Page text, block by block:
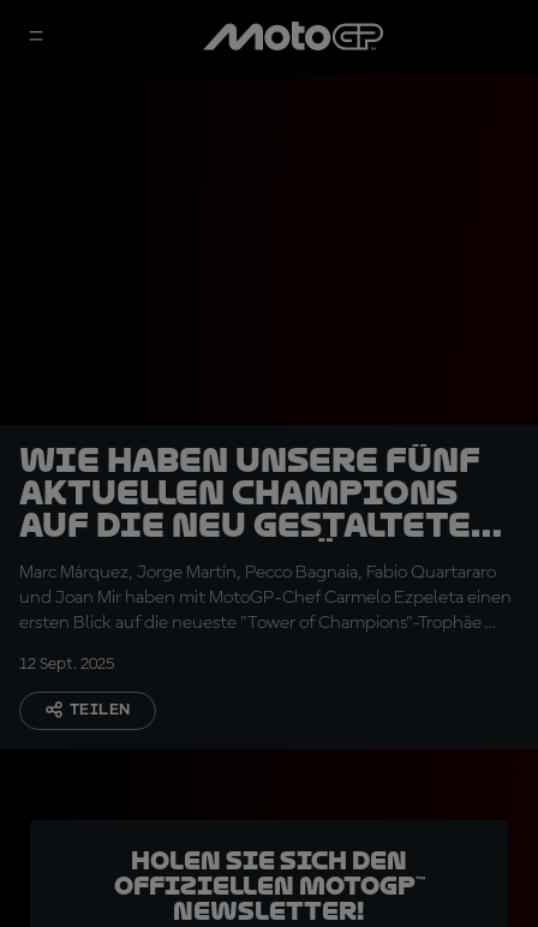
Wie haben unsere fünf
aktuellen Champions
auf die neu gestaltete
MotoGP-Trophäe
reagiert?
Marc Márquez, Jorge Martín, Pecco Bagnaia, Fabio Quartararo
und Joan Mir haben mit MotoGP-Chef Carmelo Ezpeleta einen
ersten Blick auf die neueste "Tower of Champions"-Trophäe
12 Sept. 2025
TEILEN
Holen Sie sich den
offiziellen MotoGP™
Newsletter!